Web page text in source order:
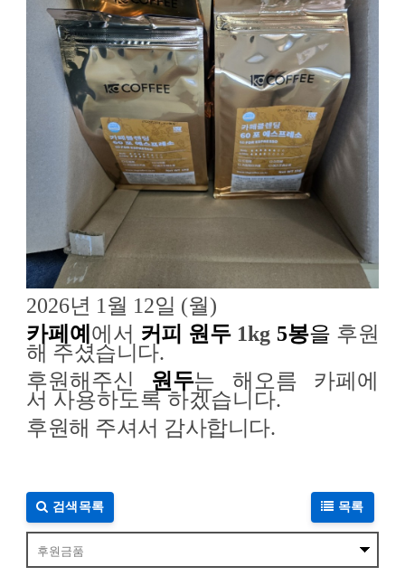
2026년 1 월 12일 (월)
카페예 에 서 커피 원두 1kg 5봉을 후원
해 주셨습니다.
후원해주신 원두는 해오름 카페에
서 사용하도록 하겠습니다.
후원해 주셔서 감사합니다.
검색목록 목록